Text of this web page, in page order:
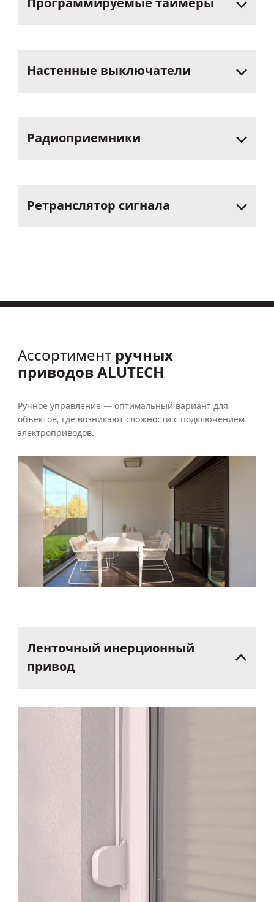
Настенные выключатели
Радиоприемники
Ретранслятор сигнала
Ассортимент ручных
приводов ALUTECH
Ручное управление — оптимальный вариант для
объектов, где возникают сложности с подключением
электроприводов.
Ленточный инерционный
привод